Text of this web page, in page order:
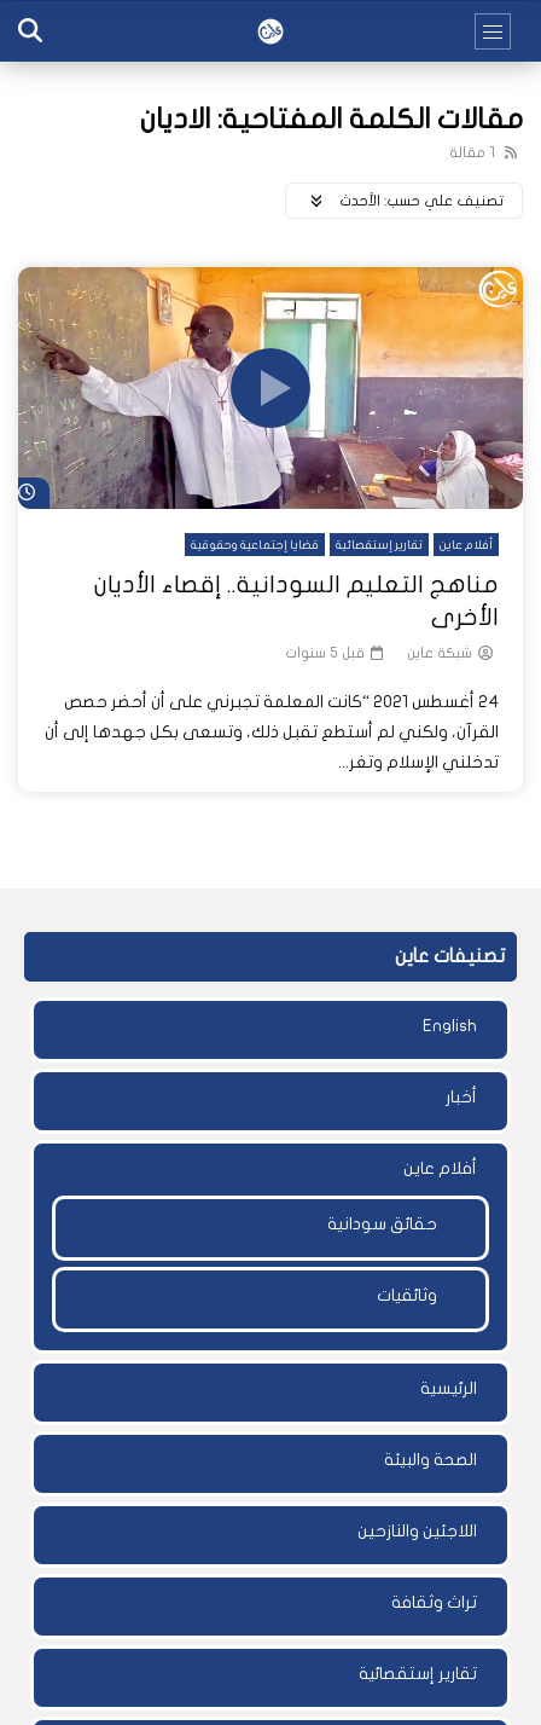
مقالات الكلمة المفتاحية: الاديان
1 مقالة
تصنيف علي حسب: اﻷحدث
أفلام عاين تقارير إستقصائية قضايا إجتماعية وحقوقية
مناهج التعليم السودانية.. إقصاء الأديان
الأخرى
شبكة عاين قبل 5 سنوات
24 أغسطس 2021 “كانت المعلمة تجبرني على أن أحضر حصص
القرآن، ولكني لم أستطع تقبل ذلك، وتسعى بكل جهدها إلى أن
تدخلني الإسلام وتغر...
تصنيفات عاين
English
أخبار
أفلام عاين
حقائق سودانية
وثائقيات
الرئيسية
الصحة والبيئة
اللاجئين والنازحين
تراث وثقافة
تقارير إستقصائية